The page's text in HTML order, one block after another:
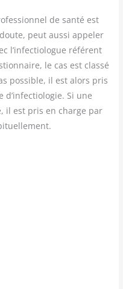
de san­té est
peut aus­si appe­ler
l’infectiologue réfé­rent
le cas est clas­sé
pos­sible, il est alors pris
d’infectiologie. Si une
il est pris en charge par